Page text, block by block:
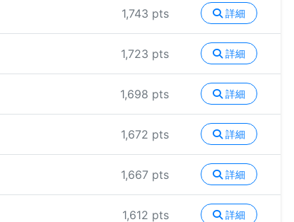
1,743 pts 詳細
1,723 pts 詳細
1,698 pts 詳細
1,672 pts 詳細
1,667 pts 詳細
1,612 pts 詳細